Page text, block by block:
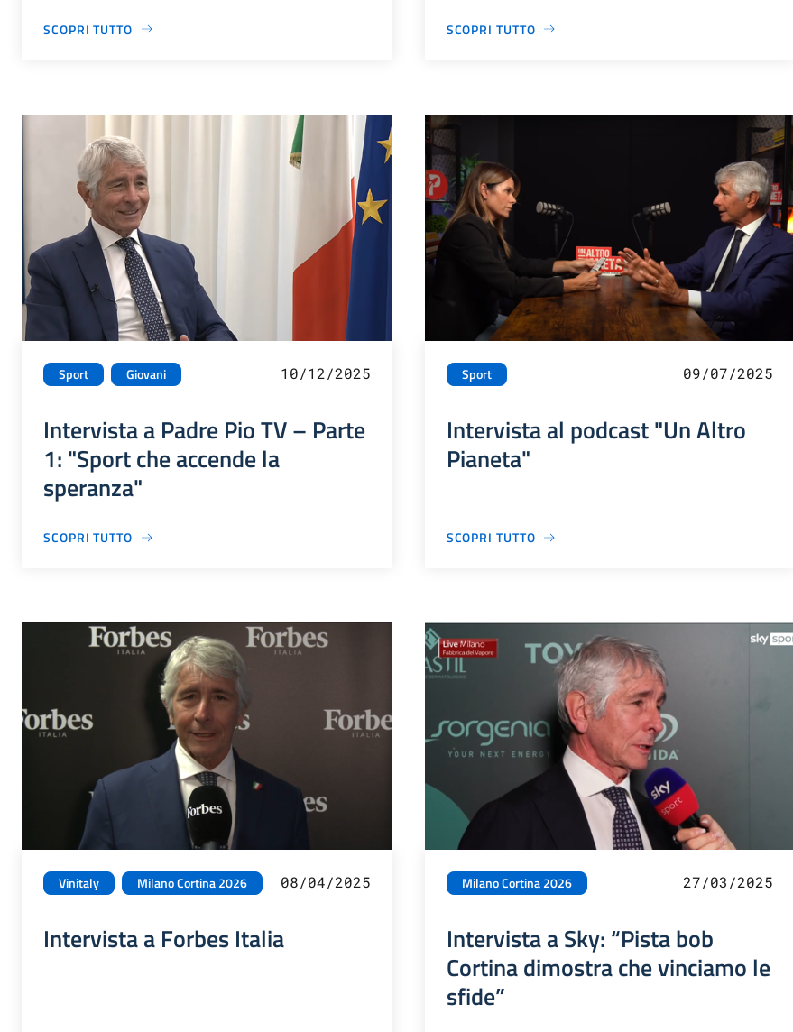
SCOPRI TUTTO SCOPRI TUTTO
Sport Giovani 10/12/2025
Intervista a Padre Pio TV – Parte
1: "Sport che accende la
speranza"
SCOPRI TUTTO
Sport 09/07/2025
Intervista al podcast "Un Altro
Pianeta"
SCOPRI TUTTO
Vinitaly Milano Cortina 2026 08/04/2025
Intervista a Forbes Italia
Milano Cortina 2026 27/03/2025
Intervista a Sky: “Pista bob
Cortina dimostra che vinciamo le
sfide”